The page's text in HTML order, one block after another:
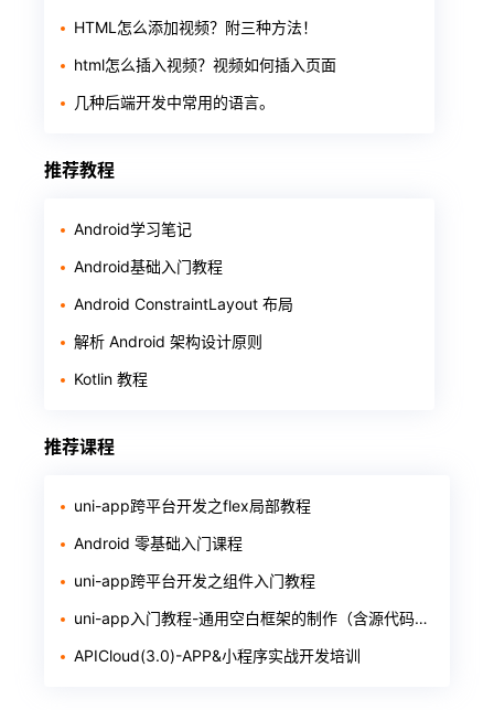
HTML怎么添加视频？附三种方法！
html怎么插入视频？视频如何插入页面
几种后端开发中常用的语言。
推荐教程
Android学习笔记
Android基础入门教程
Android ConstraintLayout 布局
解析 Android 架构设计原则
Kotlin 教程
推荐课程
uni-app跨平台开发之flex局部教程
Android 零基础入门课程
uni-app跨平台开发之组件入门教程
uni-app入门教程-通用空白框架的制作（含源代码和软件）
APICloud(3.0)-APP&小程序实战开发培训